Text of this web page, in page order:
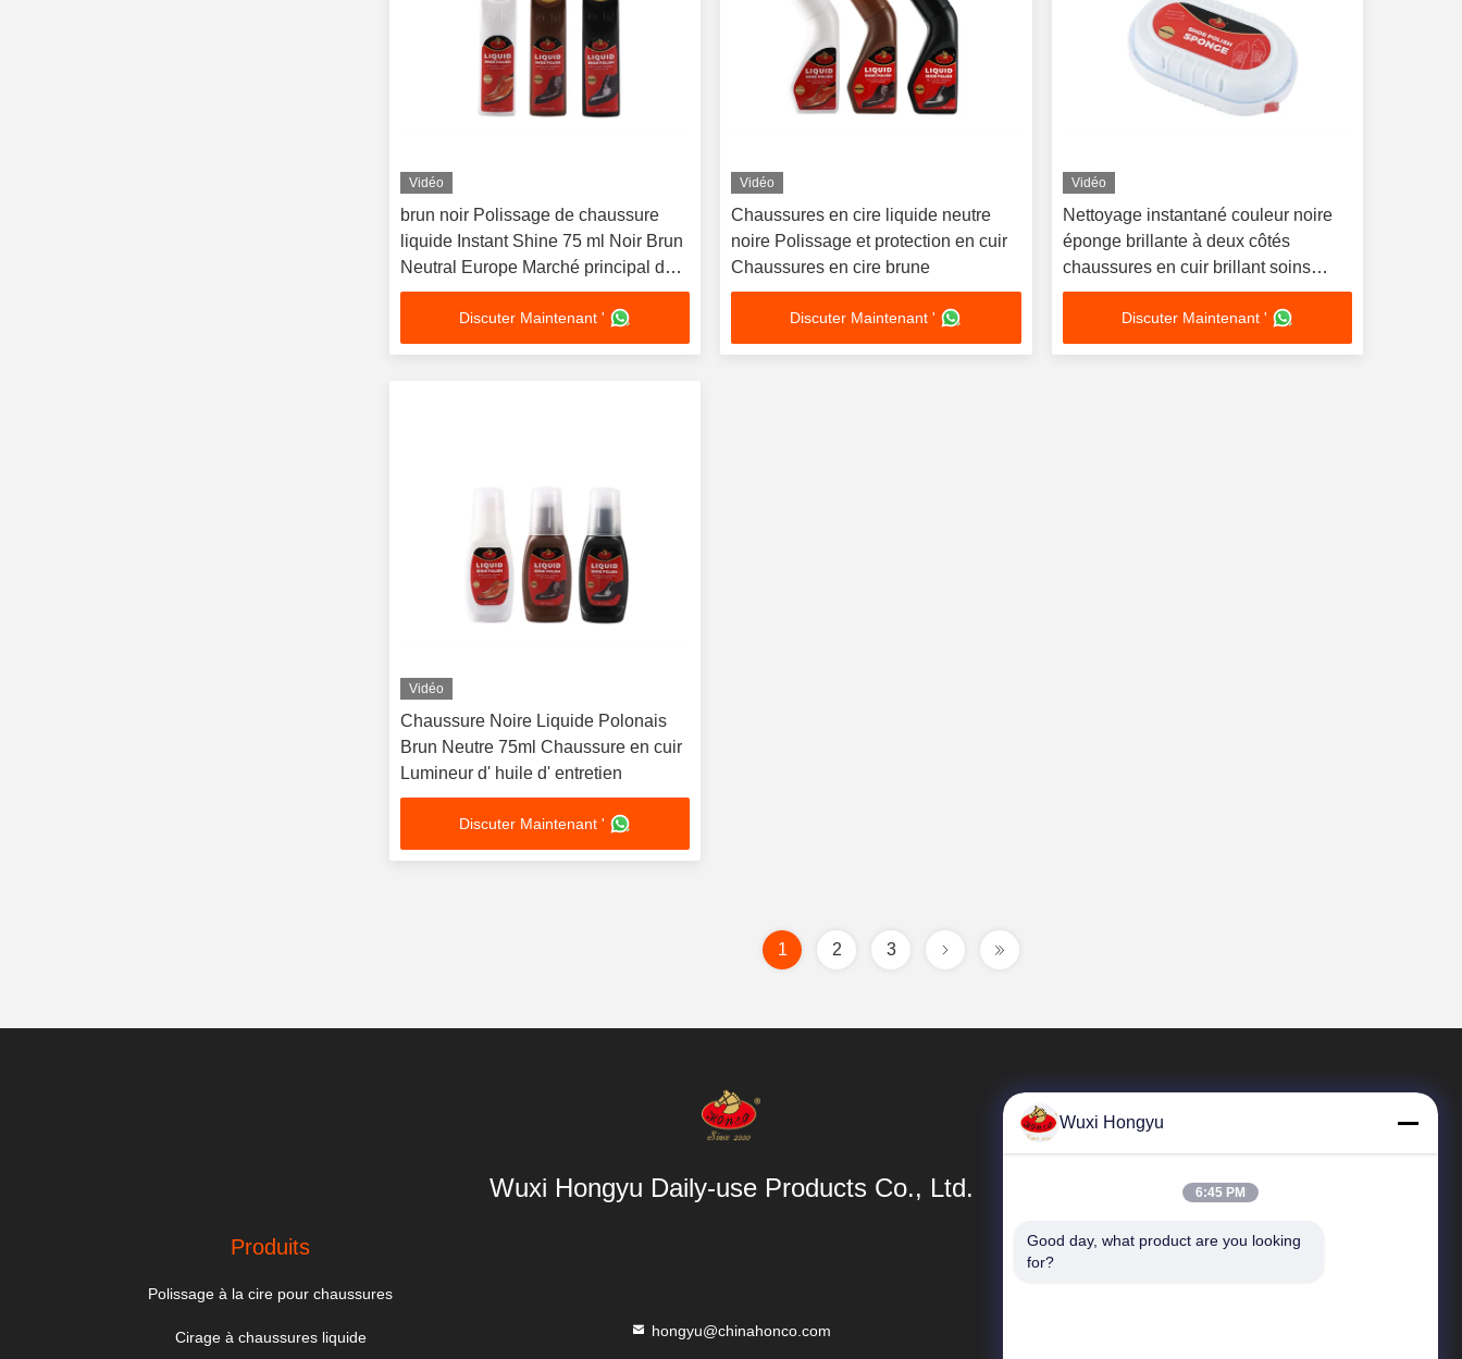
Vidéo
brun noir Polissage de chaussure
liquide Instant Shine 75 ml Noir Brun
Neutral Europe Marché principal des
chaussures Bottes
Discuter Maintenant '
Vidéo
Chaussures en cire liquide neutre
noire Polissage et protection en cuir
Chaussures en cire brune
Discuter Maintenant '
Vidéo
Nettoyage instantané couleur noire
éponge brillante à deux côtés
chaussures en cuir brillant soins
huile éblouissante neutre
Discuter Maintenant '
Vidéo
Chaussure Noire Liquide Polonais
Brun Neutre 75ml Chaussure en cuir
Lumineur d' huile d' entretien
Discuter Maintenant '
1 2 3
Wuxi Hongyu Daily-use Products Co., Ltd.
Produits
Polissage à la cire pour chaussures
Cirage à chaussures liquide hongyu@chinahonco.com
Liens Rapides
Wuxi Hongyu
6:45 PM
Good day, what product are you looking
for?